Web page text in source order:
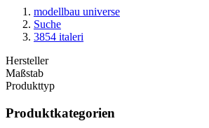
modellbau universe
Suche
3854 italeri
Hersteller
Maßstab
Produkttyp
Produktkategorien